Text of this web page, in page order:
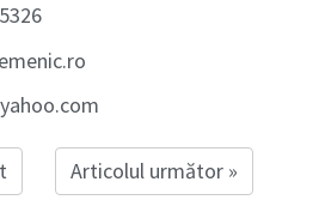
Articolul următor »